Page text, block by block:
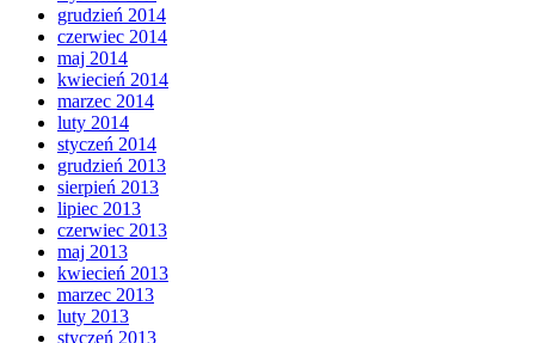
grudzień 2014
czerwiec 2014
maj 2014
kwiecień 2014
marzec 2014
luty 2014
styczeń 2014
grudzień 2013
sierpień 2013
lipiec 2013
czerwiec 2013
maj 2013
kwiecień 2013
marzec 2013
luty 2013
styczeń 2013